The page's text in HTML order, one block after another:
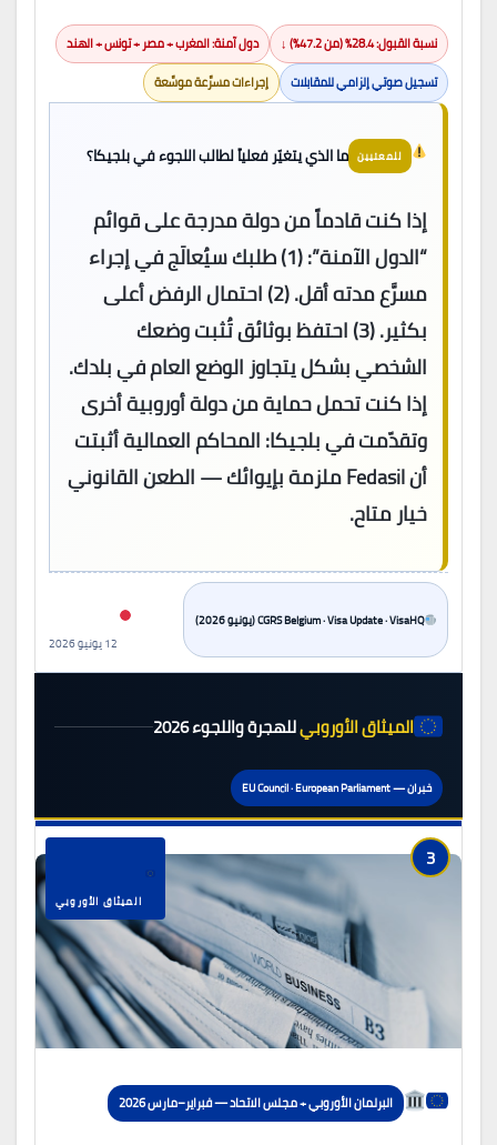
نسبة القبول: 28.4% (من 47.2%) ↓
دول آمنة: المغرب + مصر + تونس + الهند
تسجيل صوتي إلزامي للمقابلات
إجراءات مسرَّعة موسَّعة
للمعنيين ما الذي يتغيّر فعلياً لطالب اللجوء في بلجيكا؟
إذا كنت قادماً من دولة مدرجة على قوائم
“الدول الآمنة”: (1) طلبك سيُعالَج في إجراء
مسرَّع مدته أقل. (2) احتمال الرفض أعلى
بكثير. (3) احتفظ بوثائق تُثبت وضعك
الشخصي بشكل يتجاوز الوضع العام في بلدك.
إذا كنت تحمل حماية من دولة أوروبية أخرى
وتقدّمت في بلجيكا: المحاكم العمالية أثبتت
أن Fedasil ملزمة بإيوائك — الطعن القانوني
خيار متاح.
CGRS Belgium · Visa Update · VisaHQ (يونيو 2026)
الميثاق الأوروبيللهجرة واللجوء 2026
خبران — EU Council · European Parliament
3
الميثاق الأوروبي
البرلمان الأوروبي + مجلس الاتحاد — فبراير–مارس 2026